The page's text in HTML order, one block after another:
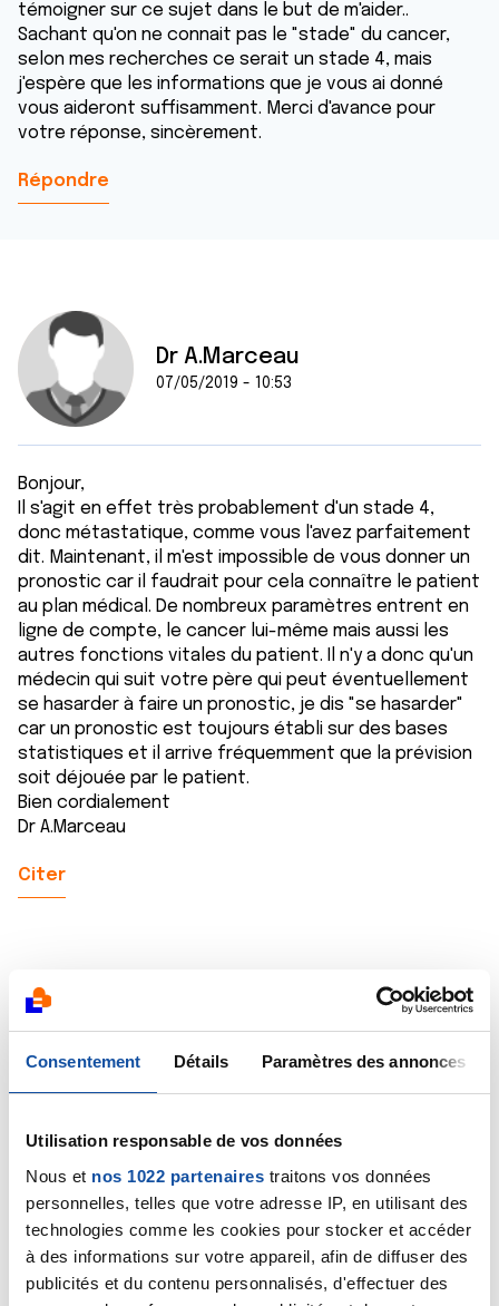
Consentement Détails Paramètres des annonces
Utilisation responsable de vos données
Nous et nos 1022 partenaires traitons vos données
personnelles, telles que votre adresse IP, en utilisant des
technologies comme les cookies pour stocker et accéder
à des informations sur votre appareil, afin de diffuser des
publicités et du contenu personnalisés, d'effectuer des
témoigner sur ce sujet dans le but de m'aider..
Sachant qu'on ne connait pas le "stade" du cancer,
selon mes recherches ce serait un stade 4, mais
j'espère que les informations que je vous ai donné
vous aideront suffisamment. Merci d'avance pour
votre réponse, sincèrement.
Répondre
Dr A.Marceau
07/05/2019 - 10:53
Bonjour,
Il s'agit en effet très probablement d'un stade 4,
donc métastatique, comme vous l'avez parfaitement
dit. Maintenant, il m'est impossible de vous donner un
pronostic car il faudrait pour cela connaître le patient
au plan médical. De nombreux paramètres entrent en
ligne de compte, le cancer lui-même mais aussi les
autres fonctions vitales du patient. Il n'y a donc qu'un
médecin qui suit votre père qui peut éventuellement
se hasarder à faire un pronostic, je dis "se hasarder"
car un pronostic est toujours établi sur des bases
statistiques et il arrive fréquemment que la prévision
soit déjouée par le patient.
Bien cordialement
Dr A.Marceau
Citer
lisa752
07/05/2019 - 20:58
forum ouvert dans le but d'avoir des témoignages..
Citer